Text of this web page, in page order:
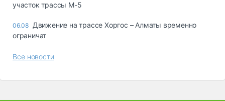
участок трассы М-5
06.08 Движение на трассе Хоргос – Алматы временно
ограничат
Все новости